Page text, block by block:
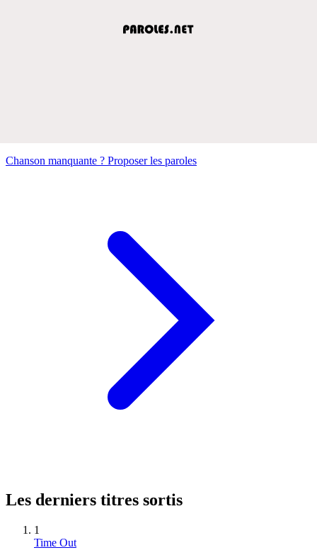
Chanson manquante ? Proposer les paroles
Les derniers titres sortis
1
Time Out